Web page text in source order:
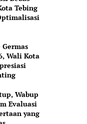
Tebing
Wali Kota
Wabup
Evaluasi
yang